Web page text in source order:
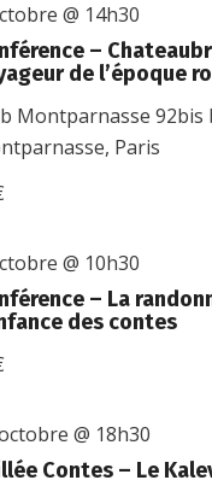
–
de l’époque
@ 14h30
Montparnasse92bis
Paris
– La
des contes
@ 10h30
Contes – Le
@ 18h30